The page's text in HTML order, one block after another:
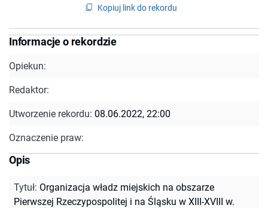
Kopiuj link do rekordu
Informacje o rekordzie
Opiekun:
Redaktor:
Utworzenie rekordu: 08.06.2022, 22:00
Oznaczenie praw:
Opis
Tytuł: Organizacja władz miejskich na obszarze
Pierwszej Rzeczypospolitej i na Śląsku w XIII-XVIII w.